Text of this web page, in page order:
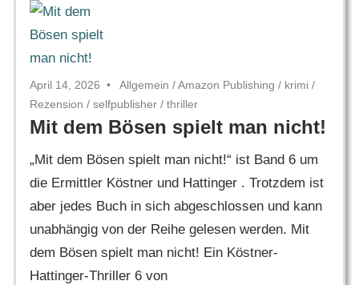
April 14, 2026 Allgemein /Amazon Publishing / krimi /
Rezension / selfpublisher / thriller
Mit dem Bösen spielt man nicht!
„Mit dem Bösen spielt man nicht!“ ist Band 6 um
die Ermittler Köstner und Hattinger . Trotzdem ist
aber jedes Buch in sich abgeschlossen und kann
unabhängig von der Reihe gelesen werden. Mit
dem Bösen spielt man nicht! Ein Köstner-
Hattinger-Thriller 6 von